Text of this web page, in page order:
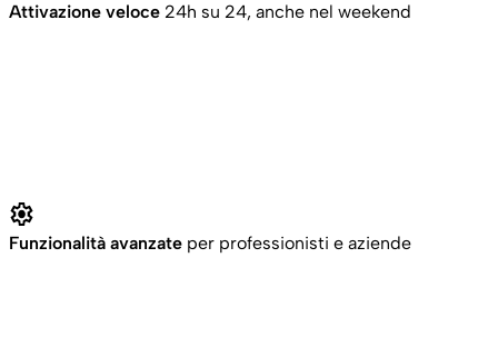
Attivazione veloce 24h su 24, anche nel weekend
settings
Funzionalità avanzate per professionisti e aziende